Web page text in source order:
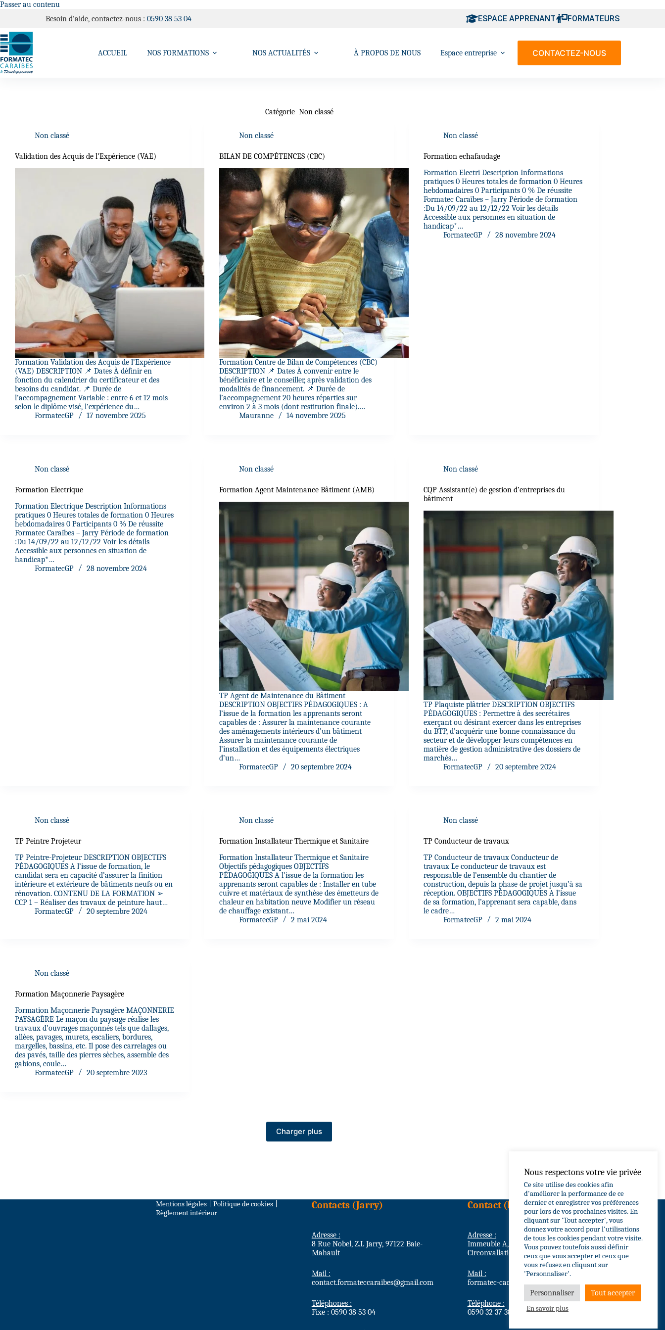
Passer au contenu
Besoin d'aide, contactez-nous : 0590 38 53 04 ESPACE APPRENANT FORMATEURS
ACCUEIL NOS FORMATIONS NOS ACTUALITÉS À PROPOS DE NOUS Espace entreprise CONTACTEZ-NOUS
Catégorie Non classé
Non classé
Validation des Acquis de l’Expérience (VAE)
Formation Validation des Acquis de l’Expérience
(VAE) DESCRIPTION 📌 Dates À définir en
fonction du calendrier du certificateur et des
besoins du candidat. 📌 Durée de
l’accompagnement Variable : entre 6 et 12 mois
selon le diplôme visé, l’expérience du…
FormatecGP
17 novembre 2025
Non classé
BILAN DE COMPÉTENCES (CBC)
Formation Centre de Bilan de Compétences (CBC)
DESCRIPTION 📌 Dates À convenir entre le
bénéficiaire et le conseiller, après validation des
modalités de financement. 📌 Durée de
l’accompagnement 20 heures réparties sur
environ 2 à 3 mois (dont restitution finale).…
Mauranne
14 novembre 2025
Non classé
Formation echafaudage
Formation Electri Description Informations
pratiques 0 Heures totales de formation 0 Heures
hebdomadaires 0 Participants 0 % De réussite
Formatec Caraïbes – Jarry Période de formation
:Du 14/09/22 au 12/12/22 Voir les détails
Accessible aux personnes en situation de
handicap*…
FormatecGP
28 novembre 2024
Non classé
Formation Electrique
Formation Electrique Description Informations
pratiques 0 Heures totales de formation 0 Heures
hebdomadaires 0 Participants 0 % De réussite
Formatec Caraïbes – Jarry Période de formation
:Du 14/09/22 au 12/12/22 Voir les détails
Accessible aux personnes en situation de
handicap*…
FormatecGP
28 novembre 2024
Non classé
Formation Agent Maintenance Bâtiment (AMB)
TP Agent de Maintenance du Bâtiment
DESCRIPTION OBJECTIFS PÉDAGOGIQUES : A
l’issue de la formation les apprenants seront
capables de : Assurer la maintenance courante
des aménagements intérieurs d’un bâtiment
Assurer la maintenance courante de
l’installation et des équipements électriques
d’un…
FormatecGP
20 septembre 2024
Non classé
CQP Assistant(e) de gestion d’entreprises du
bâtiment
TP Plaquiste plâtrier DESCRIPTION OBJECTIFS
PÉDAGOGIQUES : Permettre à des secrétaires
exerçant ou désirant exercer dans les entreprises
du BTP, d’acquérir une bonne connaissance du
secteur et de développer leurs compétences en
matière de gestion administrative des dossiers de
marchés…
FormatecGP
20 septembre 2024
Non classé
TP Peintre Projeteur
TP Peintre-Projeteur DESCRIPTION OBJECTIFS
PÉDAGOGIQUES A l’issue de formation, le
candidat sera en capacité d’assurer la finition
intérieure et extérieure de bâtiments neufs ou en
rénovation. CONTENU DE LA FORMATION ➢
CCP 1 – Réaliser des travaux de peinture haut…
FormatecGP
20 septembre 2024
Non classé
Formation Installateur Thermique et Sanitaire
Formation Installateur Thermique et Sanitaire
Objectifs pédagogiques OBJECTIFS
PÉDAGOGIQUES A l’issue de la formation les
apprenants seront capables de : Installer en tube
cuivre et matériaux de synthèse des émetteurs de
chaleur en habitation neuve Modifier un réseau
de chauffage existant…
FormatecGP
2 mai 2024
Non classé
TP Conducteur de travaux
TP Conducteur de travaux Conducteur de
travaux Le conducteur de travaux est
responsable de l’ensemble du chantier de
construction, depuis la phase de projet jusqu’à sa
réception. OBJECTIFS PÉDAGOGIQUES A l’issue
de sa formation, l’apprenant sera capable, dans
le cadre…
FormatecGP
2 mai 2024
Non classé
Formation Maçonnerie Paysagère
Formation Maçonnerie Paysagère MAÇONNERIE
PAYSAGÈRE Le maçon du paysage réalise les
travaux d’ouvrages maçonnés tels que dallages,
allées, pavages, murets, escaliers, bordures,
margelles, bassins, etc. Il pose des carrelages ou
des pavés, taille des pierres sèches, assemble des
gabions, coule…
FormatecGP
20 septembre 2023
Charger plus
Mentions légales| Politique de cookies|
Règlement intérieur
Contacts (Jarry)
Adresse :
8 Rue Nobel, Z.I. Jarry, 97122 Baie-
Mahault
Mail :
contact.formateccaraibes@gmail.com
Téléphones :
Fixe : 0590 38 53 04
Contact (Basse-Terre)
Adresse :
Immeuble A, Résidence Grain d’Or
Circonvallation, 97100 Basse-Terre
Mail :
formatec-caraibes@wanadoo.fr
Téléphone :
0590 32 37 38
Nous respectons votre vie privée
Ce site utilise des cookies afin
d'améliorer la performance de ce
dernier et enregistrer vos préférences
pour lors de vos prochaines visites. En
cliquant sur 'Tout accepter', vous
donnez votre accord pour l'utilisations
de tous les cookies pendant votre visite.
Vous pouvez toutefois aussi définir
ceux que vous accepter et ceux que
vous refusez en cliquant sur
'Personnaliser'.
Personnaliser
Tout accepter
En savoir plus